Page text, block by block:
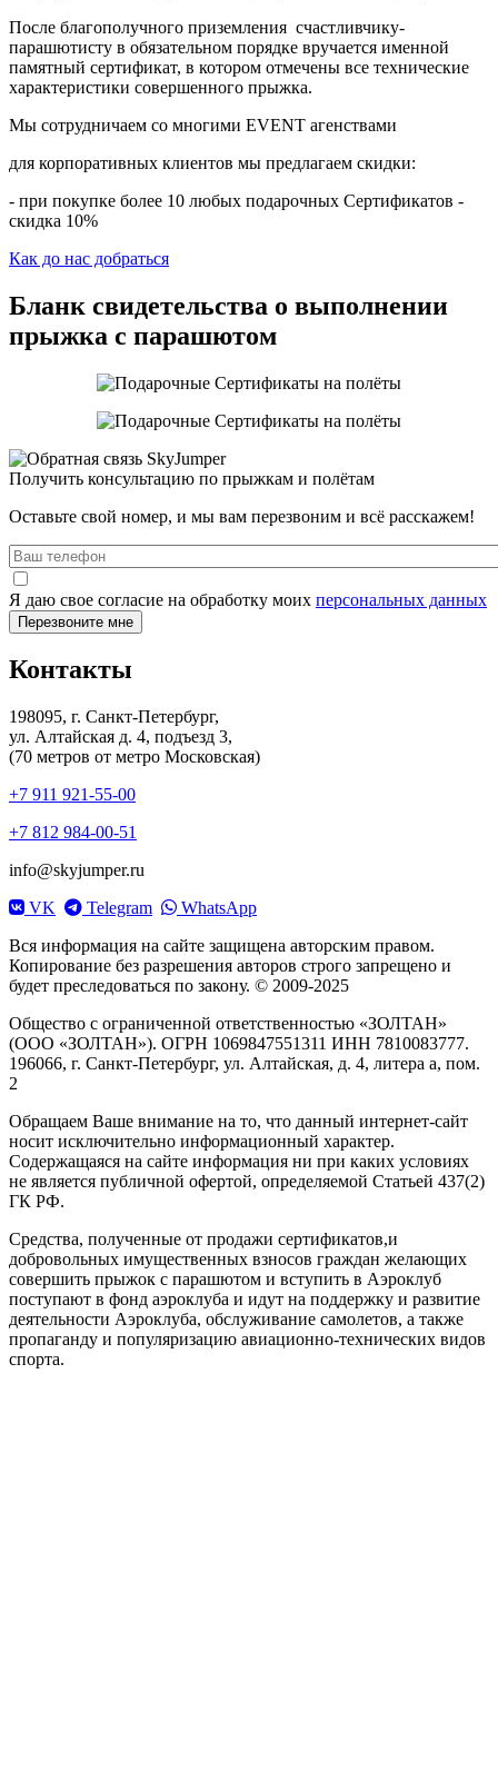
После благополучного приземления счастливчику-
парашютисту в обязательном порядке вручается именной
памятный сертификат, в котором отмечены все технические
характеристики совершенного прыжка.
Мы сотрудничаем со многими EVENT агенствами
для корпоративных клиентов мы предлагаем скидки:
- при покупке более 10 любых подарочных Сертификатов -
скидка 10%
Как до нас добраться
Бланк свидетельства о выполнении
прыжка с парашютом
Получить консультацию по прыжкам и полётам
Оставьте свой номер, и мы вам перезвоним и всё расскажем!
Я даю свое согласие на обработку моих персональных данных
Контакты
198095, г. Санкт-Петербург,
ул. Алтайская д. 4, подъезд 3,
(70 метров от метро Московская)
+7 911 921-55-00
+7 812 984-00-51
info@skyjumper.ru
VK
Telegram
WhatsApp
Вся информация на сайте защищена авторским правом.
Копирование без разрешения авторов строго запрещено и
будет преследоваться по закону. © 2009-2025
Общество с ограниченной ответственностью «ЗОЛТАН»
(ООО «ЗОЛТАН»). ОГРН 1069847551311 ИНН 7810083777.
196066, г. Санкт-Петербург, ул. Алтайская, д. 4, литера а, пом.
2
Обращаем Ваше внимание на то, что данный интернет-сайт
носит исключительно информационный характер.
Содержащаяся на сайте информация ни при каких условиях
не является публичной офертой, определяемой Статьей 437(2)
ГК РФ.
Средства, полученные от продажи сертификатов,и
добровольных имущественных взносов граждан желающих
совершить прыжок с парашютом и вступить в Аэроклуб
поступают в фонд аэроклуба и идут на поддержку и развитие
деятельности Аэроклуба, обслуживание самолетов, а также
пропаганду и популяризацию авиационно-технических видов
спорта.